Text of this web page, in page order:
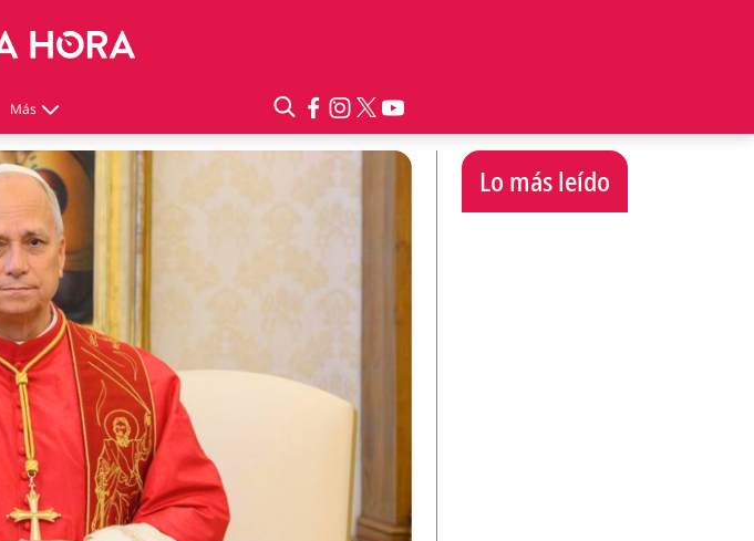
Más
Virales
Tecnología
Economía
Estilo de vida
Contenido patrocinado
Instagram
Lo más leído